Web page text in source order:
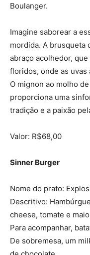
Boulanger.
Imagine saborear a
mordida. A brusqueta
abraço acolhedor,
floridos, onde as uvas
O mignon ao molho
proporciona uma
tradição e a paixão
Valor: R$68,00
Sinner Burger
Nome do prato:
Descritivo:
cheese, tomate e
Para acompanhar,
De sobremesa, um